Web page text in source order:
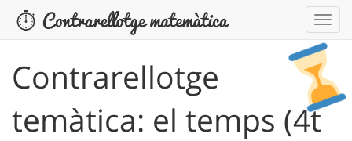
Contrarellotge
temàtica: el temps (4t